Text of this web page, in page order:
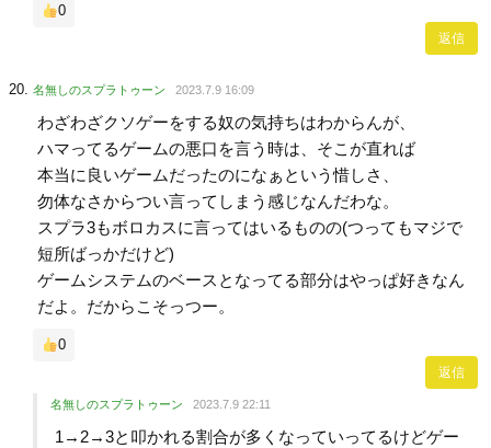
0
返信
名無しのスプラトゥーン 2023.7.9 16:09
わざわざクソゲーをする奴の気持ちはわからんが、
ハマってるゲームの悪口を言う時は、そこが直れば
本当に良いゲームだったのになぁという惜しさ、
勿体なさからつい言ってしまう感じなんだわな。
スプラ3もボロカスに言ってはいるものの(つってもマジで
短所ばっかだけど)
ゲームシステムのベースとなってる部分はやっぱ好きなん
だよ。だからこそっつー。
0
返信
名無しのスプラトゥーン 2023.7.9 22:11
1→2→3と叩かれる割合が多くなっていってるけどゲー